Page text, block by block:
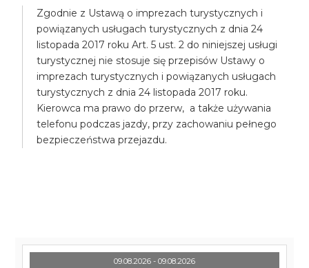
Zgodnie z Ustawą o imprezach turystycznych i
powiązanych usługach turystycznych z dnia 24
listopada 2017 roku Art. 5 ust. 2 do niniejszej usługi
turystycznej nie stosuje się przepisów Ustawy o
imprezach turystycznych i powiązanych usługach
turystycznych z dnia 24 listopada 2017 roku.
Kierowca ma prawo do przerw, a także używania
telefonu podczas jazdy, przy zachowaniu pełnego
bezpieczeństwa przejazdu.
09.08.2026 - 09.08.2026